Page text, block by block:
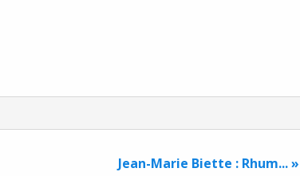
Jean-Marie Biette : Rhum... »